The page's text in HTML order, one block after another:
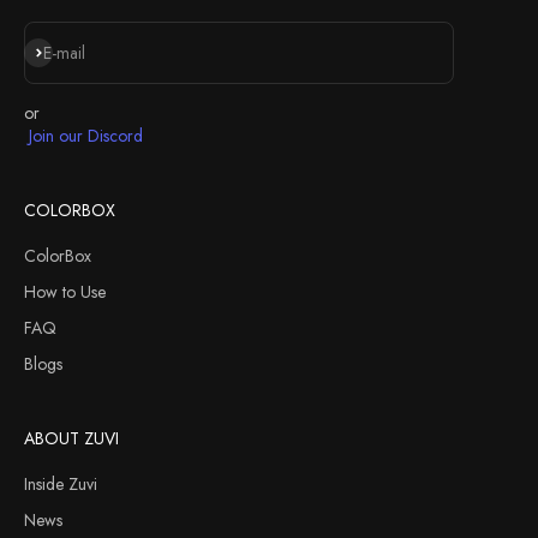
E-mail
Iscriviti alla newsletter
or
Join our Discord
COLORBOX
ColorBox
How to Use
FAQ
Blogs
ABOUT ZUVI
Inside Zuvi
News